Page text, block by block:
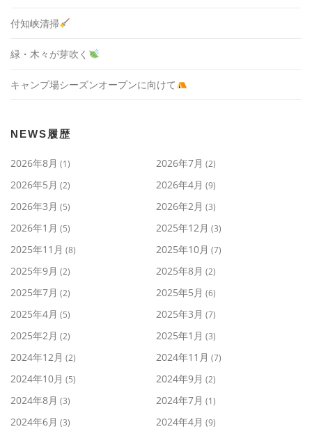
付知峡清掃
緑・木々が芽吹く
キャンプ場シーズンオープンに向けて
NEWS履歴
2026年8月 (1) 2026年7月 (2)
2026年5月 (2) 2026年4月 (9)
2026年3月 (5) 2026年2月 (3)
2026年1月 (5) 2025年12月 (3)
2025年11月 (8) 2025年10月 (7)
2025年9月 (2) 2025年8月 (2)
2025年7月 (2) 2025年5月 (6)
2025年4月 (5) 2025年3月 (7)
2025年2月 (2) 2025年1月 (3)
2024年12月 (2) 2024年11月 (7)
2024年10月 (5) 2024年9月 (2)
2024年8月 (3) 2024年7月 (1)
2024年6月 (3) 2024年4月 (9)